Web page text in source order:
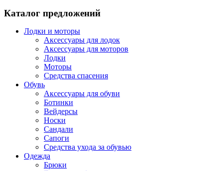
Каталог предложений
Лодки и моторы
Аксессуары для лодок
Аксессуары для моторов
Лодки
Моторы
Средства спасения
Обувь
Аксессуары для обуви
Ботинки
Вейдерсы
Носки
Сандали
Сапоги
Средства ухода за обувью
Одежда
Брюки